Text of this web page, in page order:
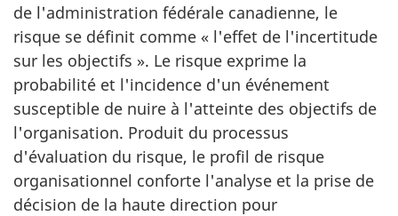
de l'administration fédérale canadienne, le
risque se définit comme « l'effet de l'incertitude
sur les objectifs ». Le risque exprime la
probabilité et l'incidence d'un événement
susceptible de nuire à l'atteinte des objectifs de
l'organisation. Produit du processus
d'évaluation du risque, le profil de risque
organisationnel conforte l'analyse et la prise de
décision de la haute direction pour